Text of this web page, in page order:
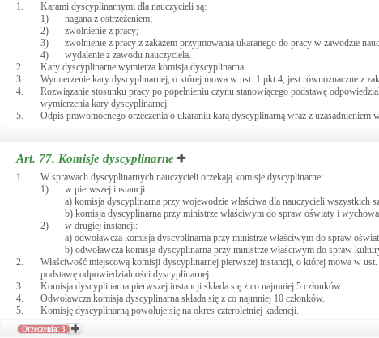
1.
Karami dyscyplinarnymi dla nauczycieli są:
1)
nagana z ostrzeżeniem;
2)
zwolnienie z pracy;
3)
zwolnienie z pracy z zakazem przyjmowania ukaranego do pracy w zawodzie
4)
wydalenie z zawodu nauczyciela.
2.
Kary dyscyplinarne wymierza komisja dyscyplinarna.
3.
Wymierzenie kary dyscyplinarnej, o której mowa w ust. 1 pkt 4, jest równoznaczne z
4.
Rozwiązanie stosunku pracy po popełnieniu czynu stanowiącego podstawę
wymierzenia kary dyscyplinarnej.
5.
Odpis prawomocnego orzeczenia o ukaraniu karą dyscyplinarną wraz z uzasadnieniem
Art. 77. Komisje dyscyplinarne
1.
W sprawach dyscyplinarnych nauczycieli orzekają komisje dyscyplinarne:
1)
w pierwszej instancji:
a) komisja dyscyplinarna przy wojewodzie właściwa dla nauczycieli wszystkich
b) komisja dyscyplinarna przy ministrze właściwym do spraw oświaty i
2)
w drugiej instancji:
a) odwoławcza komisja dyscyplinarna przy ministrze właściwym do spraw
b) odwoławcza komisja dyscyplinarna przy ministrze właściwym do spraw
2.
Właściwość miejscową komisji dyscyplinarnej pierwszej instancji, o której mowa w
podstawę odpowiedzialności dyscyplinarnej.
3.
Komisja dyscyplinarna pierwszej instancji składa się z co najmniej 5 członków.
4.
Odwoławcza komisja dyscyplinarna składa się z co najmniej 10 członków.
5.
Komisję dyscyplinarną powołuje się na okres czteroletniej kadencji.
Orzeczenia: 3